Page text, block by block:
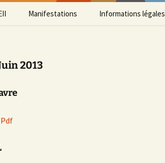
Manifestations
Coupe robotique GEII des
IUT
Informations légales
2013